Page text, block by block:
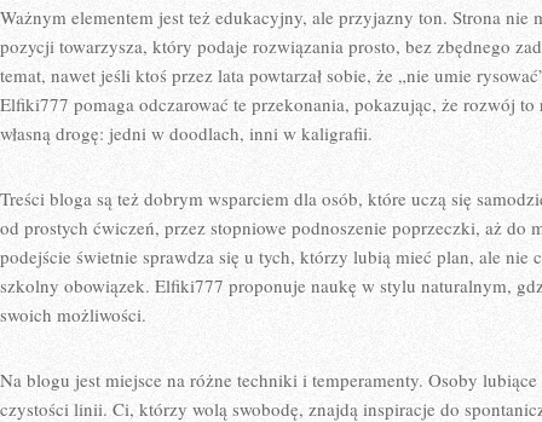
Ważnym elementem jest też edukacyjny, ale przyjazny ton. Strona
pozycji towarzysza, który podaje rozwiązania prosto, bez zbędnego
temat, nawet jeśli ktoś przez lata powtarzał sobie, że „nie umie
Elfiki777 pomaga odczarować te przekonania, pokazując, że rozwój
własną drogę: jedni w doodlach, inni w kaligrafii.
Treści bloga są też dobrym wsparciem dla osób, które uczą się
od prostych ćwiczeń, przez stopniowe podnoszenie poprzeczki, aż do
podejście świetnie sprawdza się u tych, którzy lubią mieć plan, ale nie
szkolny obowiązek. Elfiki777 proponuje naukę w stylu naturalnym,
swoich możliwości.
Na blogu jest miejsce na różne techniki i temperamenty. Osoby
czystości linii. Ci, którzy wolą swobodę, znajdą inspiracje do